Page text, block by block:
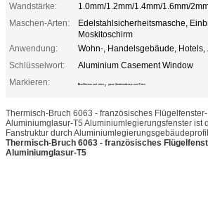
Wandstärke:
1.0mm/1.2mm/1.4mm/1.6mm/
Maschen-Arten:
Edelstahlsicherheitsmasche,
Moskitoschirm
Anwendung:
Wohn-, Handelsgebäude, Hotels,
Schlüsselwort:
Aluminium Casement Window
Markieren:
Metallfenster und -türen , graue Aluminiumfenster und Türen
Thermisch-Bruch 6063 - französisches
Aluminiumglasur-T5 Aluminiumlegierungsfenster ist
Fanstruktur durch
Thermisch-Bruch 6063 - französisches
Aluminiumglasur-T5